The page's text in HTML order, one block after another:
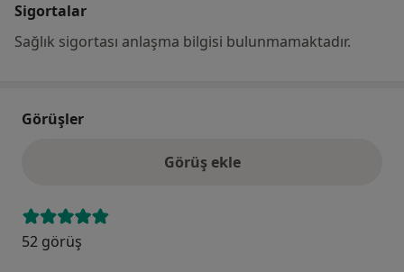
Sigortalar
Sağlık sigortası anlaşma bilgisi bulunmamaktadır.
Görüşler
Görüş ekle
52 görüş